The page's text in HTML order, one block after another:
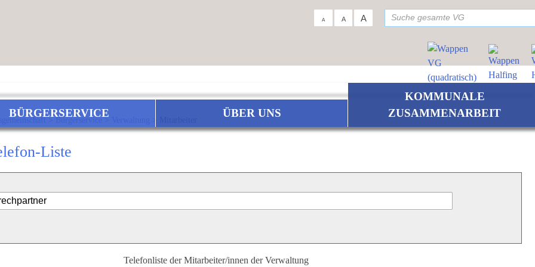
A A A
BÜRGERSERVICE ÜBER UNS
KOMMUNALE
ZUSAMMENARBEIT
>Bürgerservice>
Liste
Telefonliste der Mitarbeiter/innen der Verwaltung